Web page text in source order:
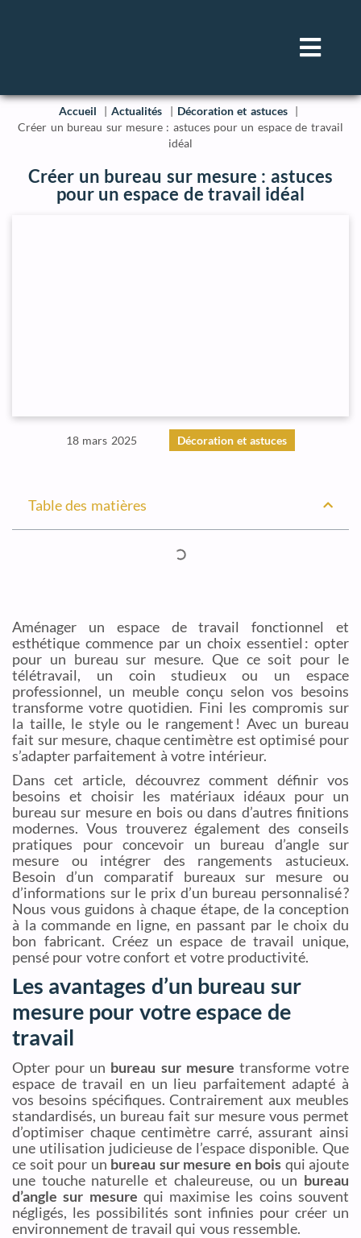
Accueil Actualités
Décoration et astuces
Créer un bureau sur mesure : astuces pour un espace de travail
idéal
Créer un bureau sur mesure : astuces
pour un espace de travail idéal
18 mars 2025 Décoration et astuces
Table des matières
Aménager un espace de travail fonctionnel et
esthétique commence par un choix essentiel : opter
pour un bureau sur mesure. Que ce soit pour le
télétravail, un coin studieux ou un espace
professionnel, un meuble conçu selon vos besoins
transforme votre quotidien. Fini les compromis sur
la taille, le style ou le rangement ! Avec un bureau
fait sur mesure, chaque centimètre est optimisé pour
s’adapter parfaitement à votre intérieur.
Dans cet article, découvrez comment définir vos
besoins et choisir les matériaux idéaux pour un
bureau sur mesure en bois ou dans d’autres finitions
modernes. Vous trouverez également des conseils
pratiques pour concevoir un bureau d’angle sur
mesure ou intégrer des rangements astucieux.
Besoin d’un comparatif bureaux sur mesure ou
d’informations sur le prix d’un bureau personnalisé ?
Nous vous guidons à chaque étape, de la conception
à la commande en ligne, en passant par le choix du
bon fabricant. Créez un espace de travail unique,
pensé pour votre confort et votre productivité.
Les avantages d’un bureau sur
mesure pour votre espace de
travail
Opter pour un bureau sur mesure transforme votre
espace de travail en un lieu parfaitement adapté à
vos besoins spécifiques. Contrairement aux meubles
standardisés, un bureau fait sur mesure vous permet
d’optimiser chaque centimètre carré, assurant ainsi
une utilisation judicieuse de l’espace disponible. Que
ce soit pour un bureau sur mesure en bois qui ajoute
une touche naturelle et chaleureuse, ou un bureau
d’angle sur mesure qui maximise les coins souvent
négligés, les possibilités sont infinies pour créer un
environnement de travail qui vous ressemble.